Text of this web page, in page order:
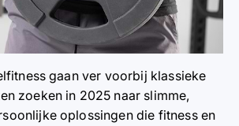
gaan ver voorbij klassieke
zoeken in 2025 naar slimme,
oplossingen die fitness en